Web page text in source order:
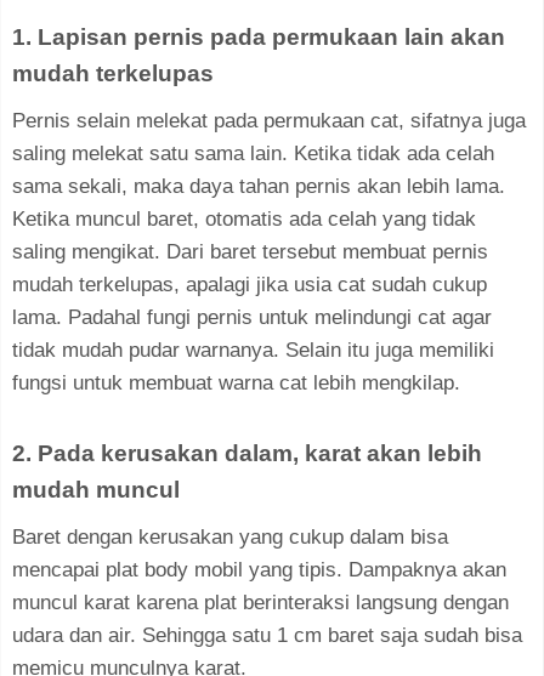
1. Lapisan pernis pada permukaan lain akan
mudah terkelupas
Pernis selain melekat pada permukaan cat, sifatnya juga
saling melekat satu sama lain. Ketika tidak ada celah
sama sekali, maka daya tahan pernis akan lebih lama.
Ketika muncul baret, otomatis ada celah yang tidak
saling mengikat. Dari baret tersebut membuat pernis
mudah terkelupas, apalagi jika usia cat sudah cukup
lama. Padahal fungi pernis untuk melindungi cat agar
tidak mudah pudar warnanya. Selain itu juga memiliki
fungsi untuk membuat warna cat lebih mengkilap.
2. Pada kerusakan dalam, karat akan lebih
mudah muncul
Baret dengan kerusakan yang cukup dalam bisa
mencapai plat body mobil yang tipis. Dampaknya akan
muncul karat karena plat berinteraksi langsung dengan
udara dan air. Sehingga satu 1 cm baret saja sudah bisa
memicu munculnya karat.